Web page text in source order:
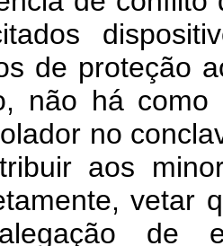
de proteção
não há
no
aos
vetar
de